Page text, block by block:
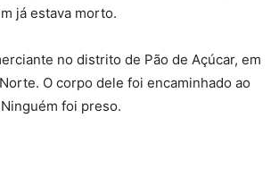
já estava morto.
no distrito de Pão de Açúcar, em
O corpo dele foi encaminhado ao
foi preso.